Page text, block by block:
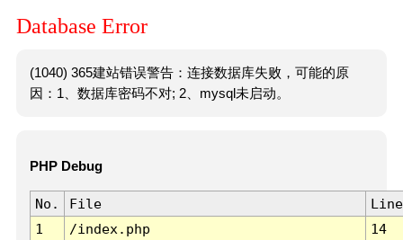
Database Error
(1040) 365建站错误警告：连接数据库失败，可能的原
因：1、数据库密码不对; 2、mysql未启动。
PHP Debug
No. File
Line
1
/index.php 14